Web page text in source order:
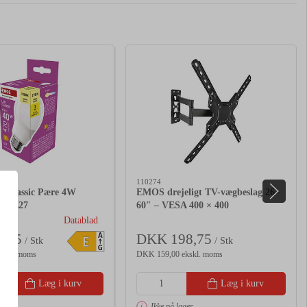
Classic Pære 4W
E27
/ Stk
Datablad
E A
G
moms
Læg i kurv
110274
EMOS drejeligt TV-vægbeslag 26–
60″ – VESA 400 × 400
DKK 198,75 / Stk
DKK 159,00 ekskl. moms
Læg i kurv